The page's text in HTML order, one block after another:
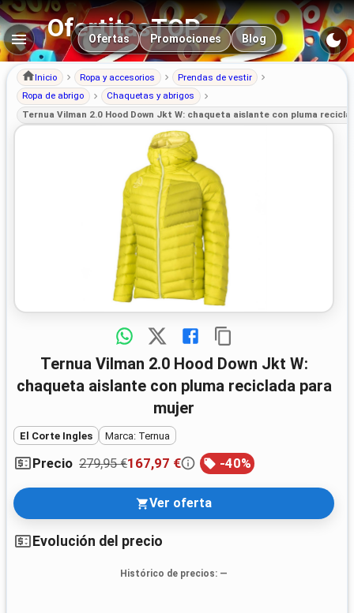
OfertitasTOP
Navegación principal
Ofertas Promociones Blog
Inicio Ropa y accesorios
Prendas de vestir
Ropa de abrigo
Chaquetas y abrigos
Ternua Vilman 2.0 Hood Down Jkt W: chaqueta aislante con pluma
Ternua Vilman 2.0 Hood Down Jkt W:
chaqueta aislante con pluma reciclada para
mujer
El Corte Ingles Marca: Ternua
Precio 279,95 €167,97 € -40%
Ver oferta
Evolución del precio
Histórico de precios: —